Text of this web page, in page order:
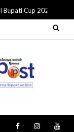
Bupati Cup 2026,